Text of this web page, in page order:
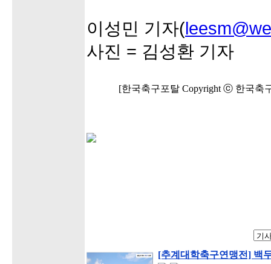
이성민 기자(
사진 = 김성환 기자
[한국축구포탈 Copyright ⓒ 한국축
[추계대학축구연맹전] 백